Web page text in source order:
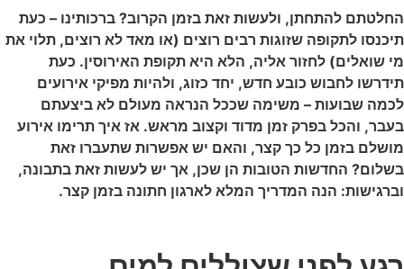
החלטתם להתחתן, ולעשות זאת בזמן הקרוב? ברכותינו – כעת
תיכנסו לתקופה שזוגות רבים רוצים (או מאד לא רוצים, תלוי את
מי שואלים) לחזור אליה, הלא היא תקופת האירוסין. כעת
תידרשו לחבוש כובע חדש, יחד כזוג, ולהיות מפיקי אירועים
לכמה שבועות – משימה שככל הנראה מעולם לא ביצעתם
בעבר, והכל בפרק זמן מדוד וקצוב מראש. אז איך תרימו אירוע
מושלם בזמן כל כך קצר, והאם יש אפשרות שתעברו זאת
בשלום? החדשות הטובות הן שכן, אך יש לעשות זאת בתבונה,
וברגישות: הנה המדריך המלא לארגון חתונה בזמן קצר.